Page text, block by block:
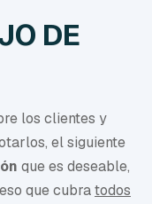
DE
los clientes y
el siguiente
que es deseable,
que cubratodos